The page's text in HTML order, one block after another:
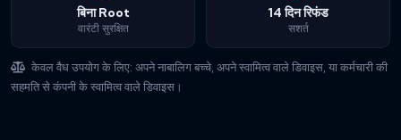
बिना Root
वारंटी सुरक्षित
14 दिन रिफंड
सशर्त
केवल वैध उपयोग के लिए: अपने नाबालिग बच्चे, अपने स्वामित्व वाले डिवाइस, या कर्मचारी की
सहमति से कंपनी के स्वामित्व वाले डिवाइस।